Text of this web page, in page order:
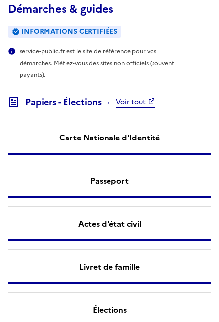
Démarches & guides
INFORMATIONS CERTIFIÉES
service-public.fr est le site de référence pour vos
démarches. Méfiez-vous des sites non officiels (souvent
payants).
Papiers - Élections Voir tout
Carte Nationale d'Identité
Passeport
Actes d'état civil
Livret de famille
Élections